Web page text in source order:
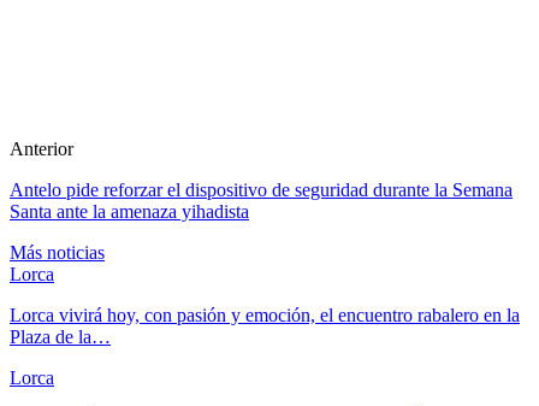
Anterior
Antelo pide reforzar el dispositivo de seguridad durante la Semana
Santa ante la amenaza yihadista
Más noticias
Lorca
Lorca vivirá hoy, con pasión y emoción, el encuentro rabalero en la
Plaza de la…
Lorca